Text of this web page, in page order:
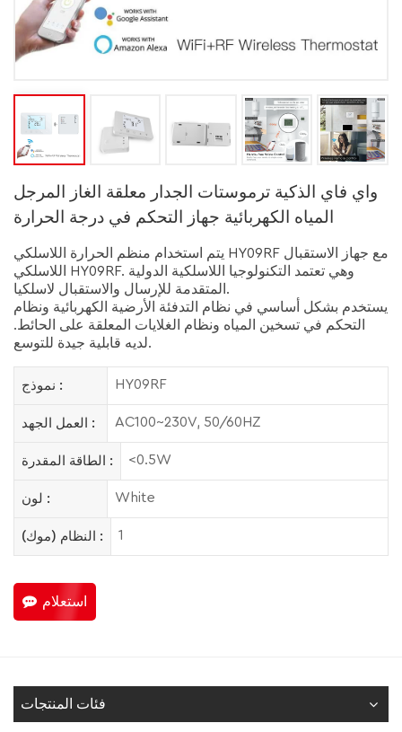
واي فاي الذكية ترموستات الجدار معلقة الغاز المرجل
المياه الكهربائية جهاز التحكم في درجة الحرارة
يتم استخدام منظم الحرارة اللاسلكي HY09RF مع جهاز الاستقبال
اللاسلكي HY09RF. وهي تعتمد التكنولوجيا اللاسلكية الدولية
المتقدمة للإرسال والاستقبال لاسلكيا.
يستخدم بشكل أساسي في نظام التدفئة الأرضية الكهربائية ونظام
التحكم في تسخين المياه ونظام الغلايات المعلقة على الحائط.
لديه قابلية جيدة للتوسع.
نموذج : HY09RF
العمل الجهد : AC100~230V, 50/60HZ
الطاقة المقدرة : <0.5W
لون : White
النظام (موك) : 1
استعلام
فئات المنتجات